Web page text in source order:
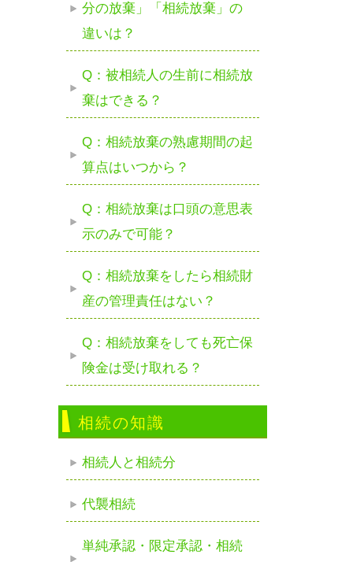
分の放棄」「相続放棄」の
違いは？
Q：被相続人の生前に相続放
棄はできる？
Q：相続放棄の熟慮期間の起
算点はいつから？
Q：相続放棄は口頭の意思表
示のみで可能？
Q：相続放棄をしたら相続財
産の管理責任はない？
Q：相続放棄をしても死亡保
険金は受け取れる？
相続の知識
相続人と相続分
代襲相続
単純承認・限定承認・相続